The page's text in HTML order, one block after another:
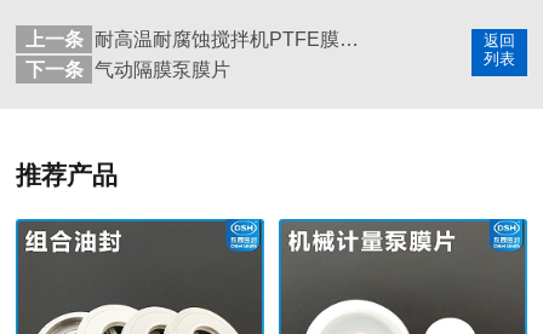
返回
列表
上一条
耐高温耐腐蚀搅拌机PTFE膜片螺帽厂家
下一条 气动隔膜泵膜片
推荐产品